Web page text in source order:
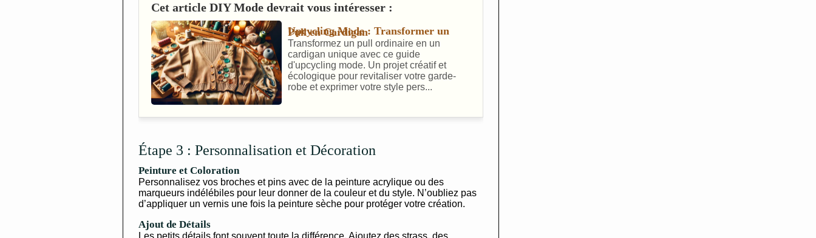
Cet article DIY Mode devrait vous intéresser :
Upcycling Mode : Transformer un Pull en Cardigan
Transformez un pull ordinaire en un
cardigan unique avec ce guide
d'upcycling mode. Un projet créatif et
écologique pour revitaliser votre garde-
robe et exprimer votre style pers...
Étape 3 : Personnalisation et Décoration
Peinture et Coloration
Personnalisez vos broches et pins avec de la peinture acrylique ou des
marqueurs indélébiles pour leur donner de la couleur et du style. N’oubliez pas
d’appliquer un vernis une fois la peinture sèche pour protéger votre création.
Ajout de Détails